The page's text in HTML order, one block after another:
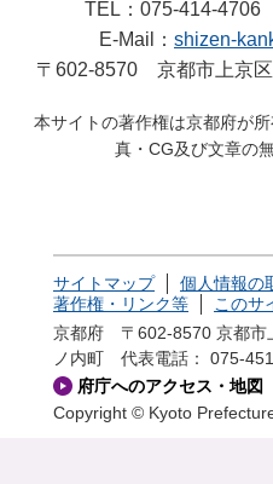
TEL：075-414-
E-Mail： shizen-
〒602-8570 京都市上京
本サイトの著作権は京都府が
真・CG及び文章の
サイトマップ
個人情報の
著作権・リンク等
このサ
京都府 〒602-8570 京都市
ノ内町
代表電話： 075-
府庁へのアクセス・地図
Copyright © Kyoto